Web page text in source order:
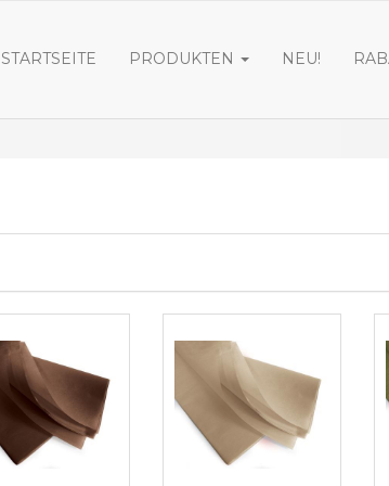
STARTSEITE PRODUKTEN NEU!